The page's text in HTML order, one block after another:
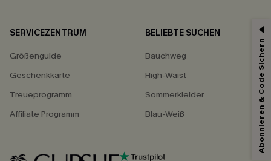
SERVICEZENTRUM
Größenguide
Geschenkkarte
Treueprogramm
Affiliate Programm
BELIEBTE SUCHEN
Bauchweg
High-Waist
Sommerkleider
Blau-Weiß
15% ERHALTEN
15% ohne MBW für E-Mail-Abonnenten.
*Ein Code pro Bestellung. Jeder Code ist einmal gültig.
undDatenschutzbestimmungen. Sie können sich jederzeit abmelden.
Abonnieren & Code Sichern